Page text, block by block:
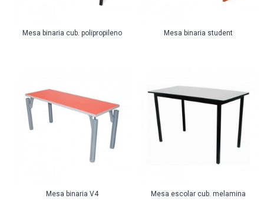
Mesa binaria cub. polipropileno Mesa binaria student
Mesa binaria V4 Mesa escolar cub. melamina